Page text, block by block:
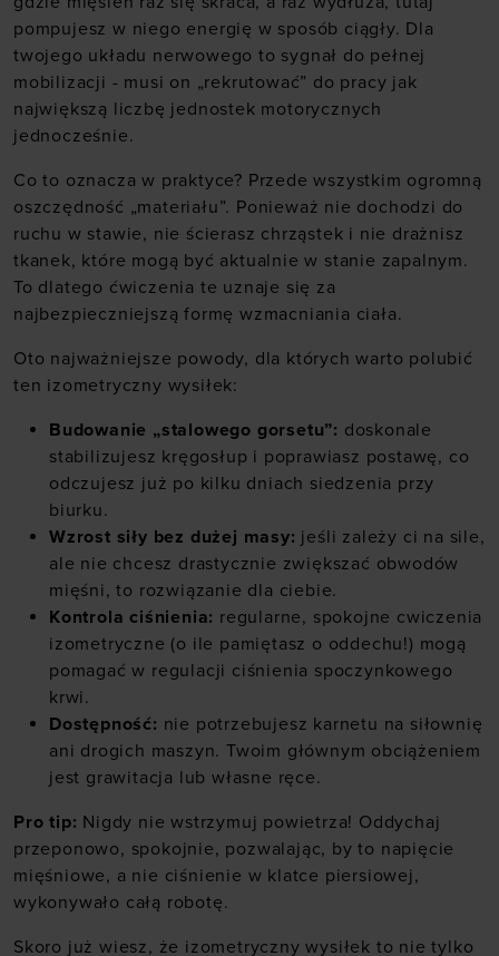
pompujesz w niego energię w sposób ciągły. Dla
twojego układu nerwowego to sygnał do pełnej
mobilizacji - musi on „rekrutować” do pracy jak
największą liczbę jednostek motorycznych
jednocześnie.
Co to oznacza w praktyce? Przede wszystkim ogromną
oszczędność „materiału”. Ponieważ nie dochodzi do
ruchu w stawie, nie ścierasz chrząstek i nie drażnisz
tkanek, które mogą być aktualnie w stanie zapalnym.
To dlatego ćwiczenia te uznaje się za
najbezpieczniejszą formę wzmacniania ciała.
Oto najważniejsze powody, dla których warto polubić
ten izometryczny wysiłek:
Budowanie „stalowego gorsetu”: doskonale
stabilizujesz kręgosłup i poprawiasz postawę, co
odczujesz już po kilku dniach siedzenia przy
biurku.
Wzrost siły bez dużej masy: jeśli zależy ci na sile,
ale nie chcesz drastycznie zwiększać obwodów
mięśni, to rozwiązanie dla ciebie.
Kontrola ciśnienia: regularne, spokojne cwiczenia
izometryczne (o ile pamiętasz o oddechu!) mogą
pomagać w regulacji ciśnienia spoczynkowego
krwi.
Dostępność: nie potrzebujesz karnetu na siłownię
ani drogich maszyn. Twoim głównym obciążeniem
jest grawitacja lub własne ręce.
Pro tip: Nigdy nie wstrzymuj powietrza! Oddychaj
przeponowo, spokojnie, pozwalając, by to napięcie
mięśniowe, a nie ciśnienie w klatce piersiowej,
wykonywało całą robotę.
Skoro już wiesz, że izometryczny wysiłek to nie tylko